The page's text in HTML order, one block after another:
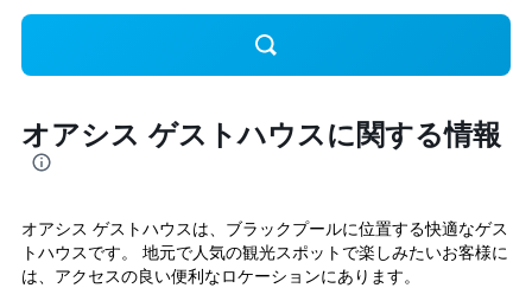
オアシス ゲストハウスに関する情報
オアシス ゲストハウスは、ブラックプールに位置する快適なゲス
トハウスです。 地元で人気の観光スポットで楽しみたいお客様に
は、アクセスの良い便利なロケーションにあります。